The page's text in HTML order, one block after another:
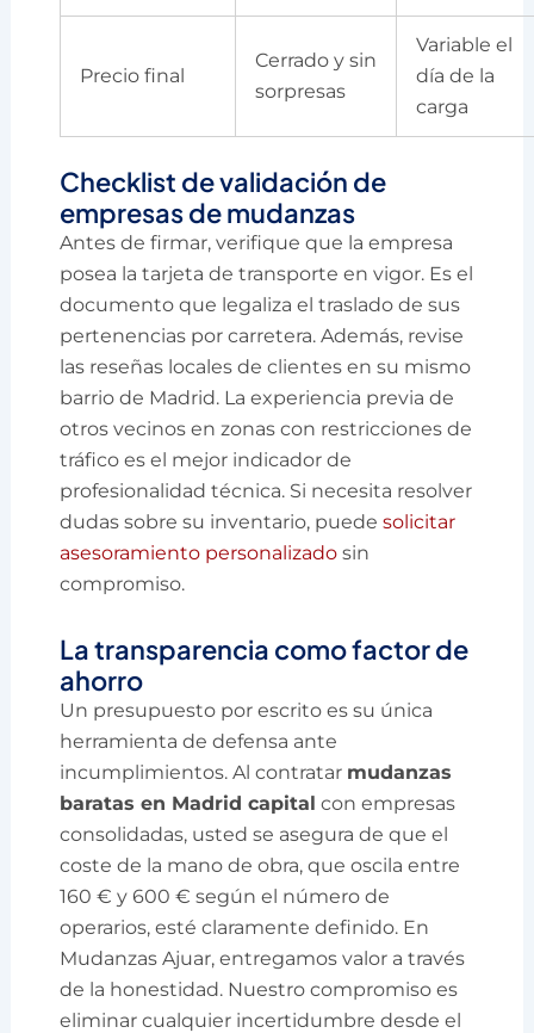
Precio final
Cerrado y sin
sorpresas
Variable el
día de la
carga
Checklist de validación de
empresas de mudanzas
Antes de firmar, verifique que la empresa
posea la tarjeta de transporte en vigor. Es el
documento que legaliza el traslado de sus
pertenencias por carretera. Además, revise
las reseñas locales de clientes en su mismo
barrio de Madrid. La experiencia previa de
otros vecinos en zonas con restricciones de
tráfico es el mejor indicador de
profesionalidad técnica. Si necesita resolver
dudas sobre su inventario, puedesolicitar
asesoramiento personalizado sin
compromiso.
La transparencia como factor de
ahorro
Un presupuesto por escrito es su única
herramienta de defensa ante
incumplimientos. Al contratar mudanzas
baratas en Madrid capital con empresas
consolidadas, usted se asegura de que el
coste de la mano de obra, que oscila entre
160 € y 600 € según el número de
operarios, esté claramente definido. En
Mudanzas Ajuar, entregamos valor a través
de la honestidad. Nuestro compromiso es
eliminar cualquier incertidumbre desde el